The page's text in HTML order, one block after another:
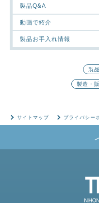
製品Q&A
動画で紹介
製品お手入れ情報
製
製造・
サイトマップ プライバシー